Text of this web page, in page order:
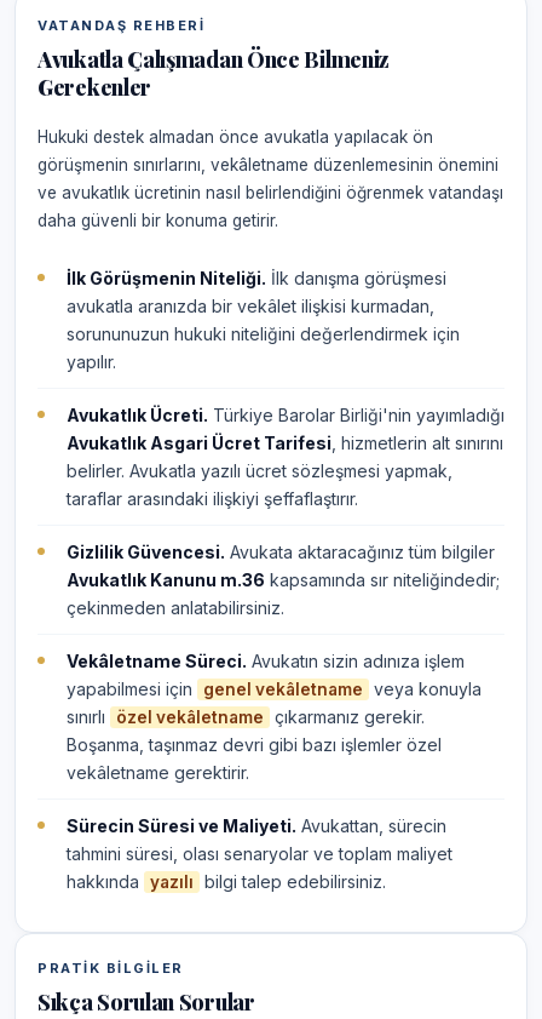
VATANDAŞ REHBERI
Avukatla Çalışmadan Önce Bilmeniz
Gerekenler
Hukuki destek almadan önce avukatla yapılacak ön
görüşmenin sınırlarını, vekâletname düzenlemesinin önemini
ve avukatlık ücretinin nasıl belirlendiğini öğrenmek vatandaşı
daha güvenli bir konuma getirir.
İlk Görüşmenin Niteliği. İlk danışma görüşmesi
avukatla aranızda bir vekâlet ilişkisi kurmadan,
sorununuzun hukuki niteliğini değerlendirmek için
yapılır.
Avukatlık Ücreti. Türkiye Barolar Birliği'nin yayımladığı
Avukatlık Asgari Ücret Tarifesi , hizmetlerin alt sınırını
belirler. Avukatla yazılı ücret sözleşmesi yapmak,
taraflar arasındaki ilişkiyi şeffaflaştırır.
Gizlilik Güvencesi. Avukata aktaracağınız tüm bilgiler
Avukatlık Kanunu m.36 kapsamında sır niteliğindedir;
çekinmeden anlatabilirsiniz.
Vekâletname Süreci. Avukatın sizin adınıza işlem
yapabilmesi için
genel vekâletname
veya konuyla
sınırlı
özel vekâletname
çıkarmanız gerekir.
Boşanma, taşınmaz devri gibi bazı işlemler özel
vekâletname gerektirir.
Sürecin Süresi ve Maliyeti. Avukattan, sürecin
tahmini süresi, olası senaryolar ve toplam maliyet
hakkında
yazılı bilgi talep edebilirsiniz.
PRATIK BILGILER
Sıkça Sorulan Sorular